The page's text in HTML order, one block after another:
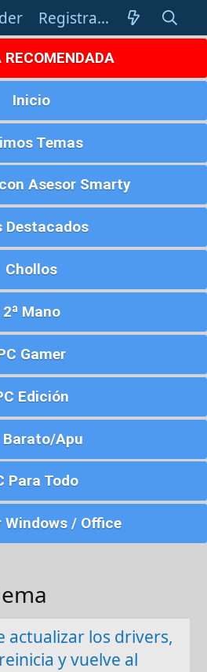
Registrarse
RECOMENDADA
Inicio
Temas
Asesor Smarty
Destacados
Chollos
2ª Mano
Gamer
Edición
Barato/Apu
Para Todo
Windows / Office
actualizar los drivers,
y vuelve al